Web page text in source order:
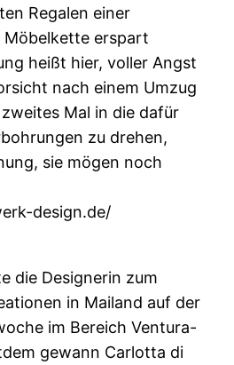
Regalen einer
erspart
heißt hier, voller Angst
nach einem Umzug
Mal in die dafür
zu drehen,
sie mögen noch
design.de/
die Designerin zum
in Mailand auf der
im Bereich Ventura-
gewann Carlotta di